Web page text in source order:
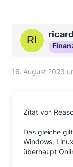
16. August 2023
Zitat von
Das gleiche
Windows,
überhaupt